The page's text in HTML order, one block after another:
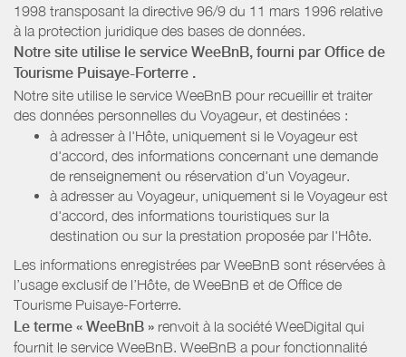
1998 transposant la directive 96/9 du 11 mars 1996 relative
à la protection juridique des bases de données.
Notre site utilise le service WeeBnB, fourni par Office de
Tourisme Puisaye-Forterre .
Notre site utilise le service WeeBnB pour recueillir et traiter
des données personnelles du Voyageur, et destinées :
à adresser à l'Hôte, uniquement si le Voyageur est
d'accord, des informations concernant une demande
de renseignement ou réservation d'un Voyageur.
à adresser au Voyageur, uniquement si le Voyageur est
d'accord, des informations touristiques sur la
destination ou sur la prestation proposée par l'Hôte.
Les informations enregistrées par WeeBnB sont réservées à
l’usage exclusif de l’Hôte, de WeeBnB et de Office de
Tourisme Puisaye-Forterre.
Le terme « WeeBnB » renvoit à la société WeeDigital qui
fournit le service WeeBnB. WeeBnB a pour fonctionnalité